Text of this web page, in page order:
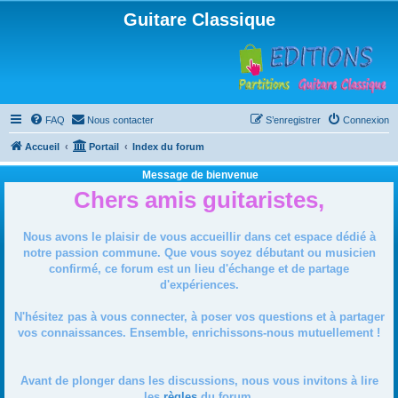
Guitare Classique
FAQ Nous contacter Connexion
S’enregistrer
Accueil Portail Index du forum
Message de bienvenue
Chers amis guitaristes,
Nous avons le plaisir de vous accueillir dans cet espace dédié à
notre passion commune. Que vous soyez débutant ou musicien
confirmé, ce forum est un lieu d'échange et de partage
d'expériences.
N'hésitez pas à vous connecter, à poser vos questions et à partager
vos connaissances. Ensemble, enrichissons-nous mutuellement !
Avant de plonger dans les discussions, nous vous invitons à lire